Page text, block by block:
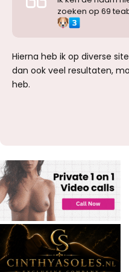
zoeken op 69
Hierna heb ik op diverse
dan ook veel resultaten,
heb.